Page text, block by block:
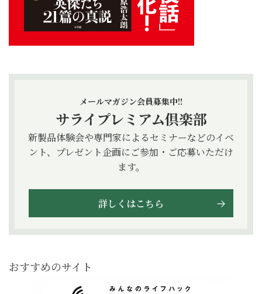
メールマガジン会員募集中!!
サライプレミアム倶楽部
新製品体験会や専門家によるセミナーなどのイベ
ント、プレゼント企画にご参加・ご応募いただけ
ます。
詳しくはこちら
おすすめのサイト